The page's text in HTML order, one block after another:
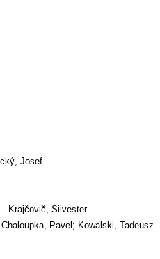
Josef
. Krajčovič, Silvester
Pavel; Kowalski, Tadeusz